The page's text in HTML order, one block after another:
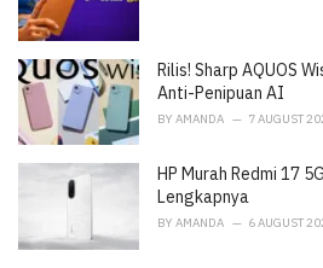
Rilis! Sharp AQUOS
Anti-Penipuan AI
BY AMANDA 7 AUGUST
HP Murah Redmi 17
Lengkapnya
BY AMANDA 6 AUGUST